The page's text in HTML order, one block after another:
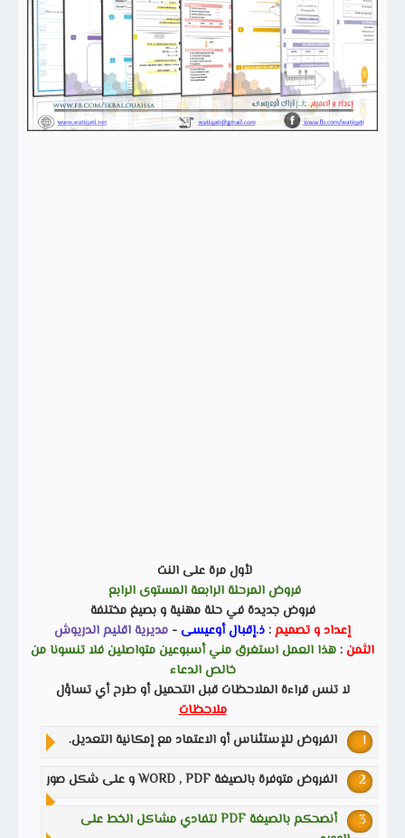
لأول مرة على النت
فروض المرحلة الرابعة المستوى الرابع
فروض جديدة في حلة مهنية و بصيغ مختلفة
إعداد و تصميم:ذ.إقبال أوعيسى- مديرية اقليم الدريوش
الثمن:هذا العمل استغرق مني أسبوعين متواصلين فلا تنسونا من
خالص الدعاء
لا تنس قراءة الملاحظات قبل التحميل أو طرح أي تساؤل
ملاحظات
الفروض للإستئناس أو الاعتماد مع إمكانية التعديل.
الفروض متوفرة بالصيغة WORD , PDF و على شكل صور
أنصحكم بالصيغة PDF لتفادي مشاكل الخط على